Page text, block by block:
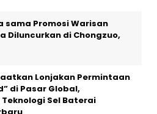
sama Promosi Warisan
Diluncurkan di Chongzuo,
Lonjakan Permintaan
di Pasar Global,
Sel Baterai